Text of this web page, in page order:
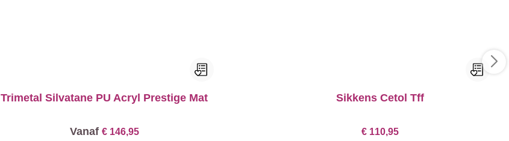
Trimetal Silvatane PU Acryl Prestige Mat
Vanaf € 146,95
Sikkens Cetol Tff
€ 110,95